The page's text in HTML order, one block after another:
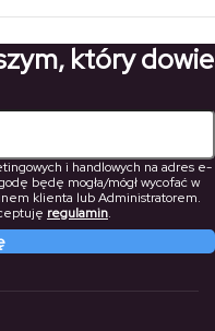
który dowie
i handlowych na adres e-
będę mogła/mógł wycofać w
klienta lub Administratorem.
regulamin.